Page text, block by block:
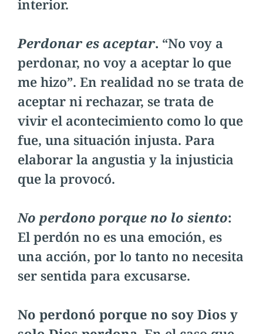
interior.
Perdonar es aceptar. “No voy a
perdonar, no voy a aceptar lo que
me hizo”. En realidad no se trata de
aceptar ni rechazar, se trata de
vivir el acontecimiento como lo que
fue, una situación injusta. Para
elaborar la angustia y la injusticia
que la provocó.
No perdono porque no lo siento:
El perdón no es una emoción, es
una acción, por lo tanto no necesita
ser sentida para excusarse.
No perdonó porque no soy Dios y